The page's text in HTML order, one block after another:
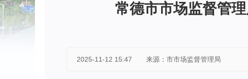
常德市市场监督管
2025-11-12 15:47 来源：市市场监督管理局